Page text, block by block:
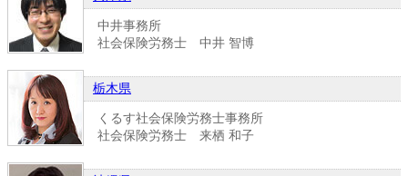
中井事務所
社会保険労務士 中井 智博
栃木県
くるす社会保険労務士事務所
社会保険労務士 来栖 和子